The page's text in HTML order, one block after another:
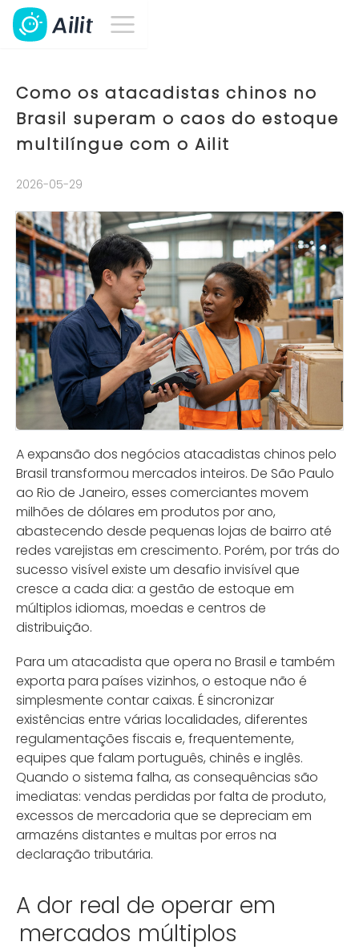
Como os atacadistas chinos no
Brasil superam o caos do estoque
multilíngue com o Ailit
2026-05-29
A expansão dos negócios atacadistas chinos pelo
Brasil transformou mercados inteiros. De São Paulo
ao Rio de Janeiro, esses comerciantes movem
milhões de dólares em produtos por ano,
abastecendo desde pequenas lojas de bairro até
redes varejistas em crescimento. Porém, por trás do
sucesso visível existe um desafio invisível que
cresce a cada dia: a gestão de estoque em
múltiplos idiomas, moedas e centros de
distribuição.
Para um atacadista que opera no Brasil e também
exporta para países vizinhos, o estoque não é
simplesmente contar caixas. É sincronizar
existências entre várias localidades, diferentes
regulamentações fiscais e, frequentemente,
equipes que falam português, chinês e inglês.
Quando o sistema falha, as consequências são
imediatas: vendas perdidas por falta de produto,
excessos de mercadoria que se depreciam em
armazéns distantes e multas por erros na
declaração tributária.
A dor real de operar em
mercados múltiplos